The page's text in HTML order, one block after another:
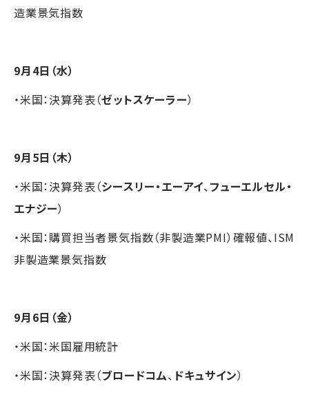
造業景気指数
9月4日（水）
・米国：決算発表（ゼットスケーラー）
9月5日（木）
・米国：決算発表（シースリー・エーアイ、フューエルセル・
エナジー）
・米国：購買担当者景気指数（非製造業PMI）確報値、ISM
非製造業景気指数
9月6日（金）
・米国：米国雇用統計
・米国：決算発表（ブロードコム、 ドキュサイン）